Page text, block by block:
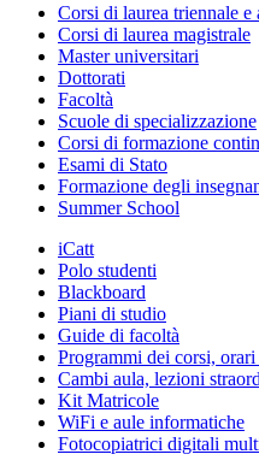
Corsi di laurea triennale
Corsi di laurea magistrale
Master universitari
Dottorati
Facoltà
Scuole di specializzazione
Corsi di formazione
Esami di Stato
Formazione degli
Summer School
iCatt
Polo studenti
Blackboard
Piani di studio
Guide di facoltà
Programmi dei corsi,
Cambi aula, lezioni
Kit Matricole
WiFi e aule informatiche
Fotocopiatrici digitali